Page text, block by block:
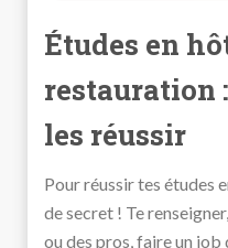
Études en
restauration
les réussir
Pour réussir tes études
de secret ! Te
ou des pros, faire un job